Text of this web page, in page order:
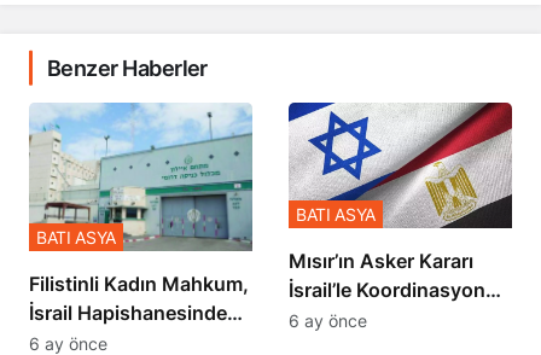
Benzer Haberler
Filistinli Kadın Mahkum,
İsrail Hapishanesindeki
Zulmü Anlattı
BATI ASYA
6 ay önce
Mısır’ın Asker Kararı
İsrail’le Koordinasyon
İçinde Gerçekleşmiş
BATI ASYA
6 ay önce